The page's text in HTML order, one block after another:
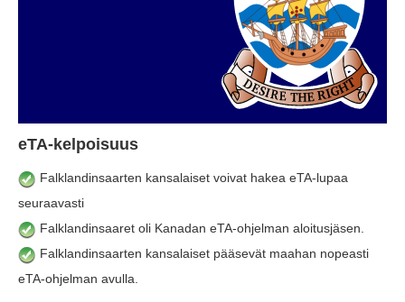
eTA-kelpoisuus
Falklandinsaarten kansalaiset voivat hakea eTA-lupaa
seuraavasti
Falklandinsaaret oli Kanadan eTA-ohjelman aloitusjäsen.
Falklandinsaarten kansalaiset pääsevät maahan nopeasti
eTA-ohjelman avulla.